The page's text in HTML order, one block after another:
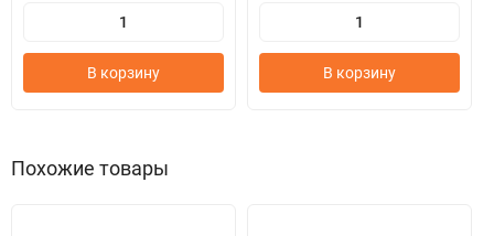
В корзину В корзину
Похожие товары